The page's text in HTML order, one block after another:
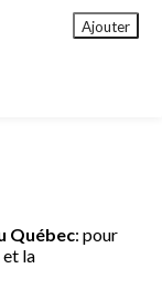
Ajouter
Québec: pour
la